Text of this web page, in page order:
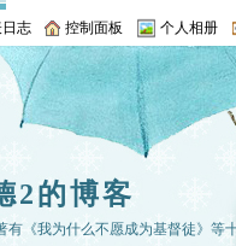
志 控制面板 个人相册
2的博客
《我为什么不愿成为基督徒》等